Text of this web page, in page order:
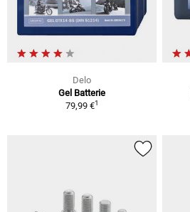
Delo
Gel Batterie
79,99 €1